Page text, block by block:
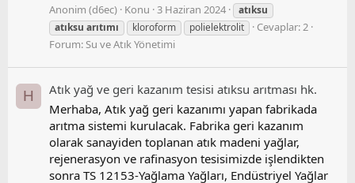
Anonim (d6ec) Konu 3 Haziran 2024
atıksu
atıksu arıtımı kloroform polielektrolit
Cevaplar: 2
Forum:Su ve Atık Yönetimi
H
Atık yağ ve geri kazanım tesisi atıksu arıtması hk.
Merhaba, Atık yağ geri kazanımı yapan fabrikada
arıtma sistemi kurulacak. Fabrika geri kazanım
olarak sanayiden toplanan atık madeni yağlar,
rejenerasyon ve rafinasyon tesisimizde işlendikten
sonra TS 12153-Yağlama Yağları, Endüstriyel Yağlar